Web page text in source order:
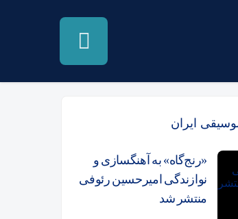
ایران
«رنج‌گاه» به آهنگسازی و
نوازندگی امیرحسین رئوفی
منتشر شد